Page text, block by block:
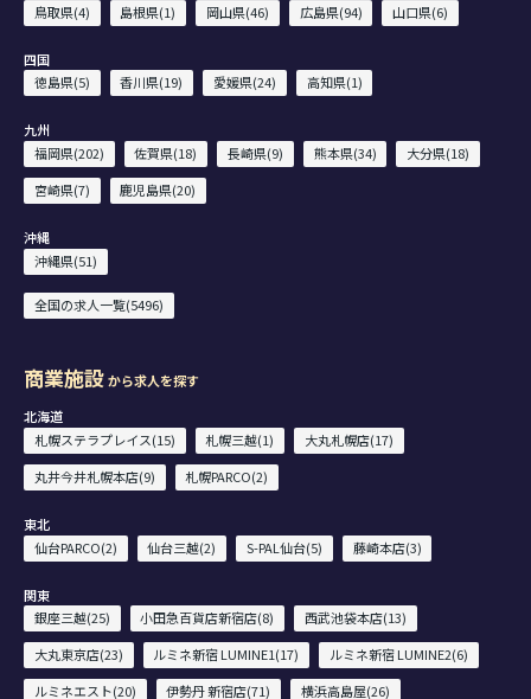
鳥取県(4)
島根県(1) 岡山県(46) 広島県(94) 山口県(6)
四国
徳島県(5)
香川県(19) 愛媛県(24) 高知県(1)
九州
福岡県(202)
佐賀県(18) 長崎県(9) 熊本県(34)
大分県(18)
宮崎県(7)
鹿児島県(20)
沖縄
沖縄県(51)
全国の求人一覧(5496)
商業施設から求人を探す
北海道
札幌ステラプレイス(15)
札幌三越(1)
大丸札幌店(17)
丸井今井札幌本店(9)
札幌PARCO(2)
東北
仙台PARCO(2)
仙台三越(2) S-PAL仙台(5) 藤崎本店(3)
関東
銀座三越(25)
小田急百貨店新宿店(8)
西武池袋本店(13)
大丸東京店(23)
ルミネ新宿 LUMINE1(17)
ルミネ新宿 LUMINE2(6)
ルミネエスト(20)
伊勢丹 新宿店(71) 横浜高島屋(26)